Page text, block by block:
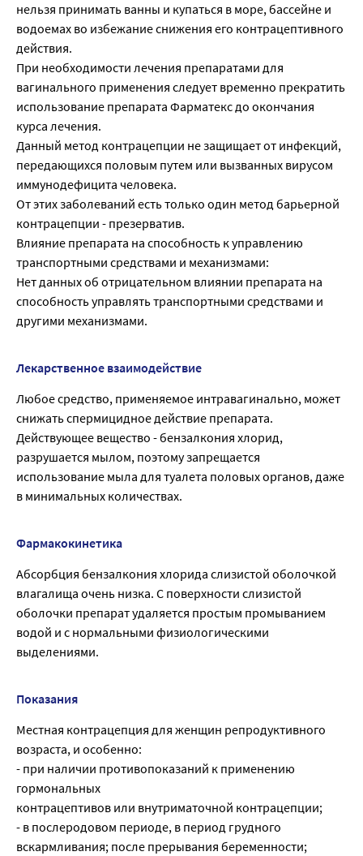
нельзя принимать ванны и купаться в море, бассейне и
водоемах во избежание снижения его контрацептивного
действия.
При необходимости лечения препаратами для
вагинального применения следует временно прекратить
использование препарата Фарматекс до окончания
курса лечения.
Данный метод контрацепции не защищает от инфекций,
передающихся половым путем или вызванных вирусом
иммунодефицита человека.
От этих заболеваний есть только один метод барьерной
контрацепции - презерватив.
Влияние препарата на способность к управлению
транспортными средствами и механизмами:
Нет данных об отрицательном влиянии препарата на
способность управлять транспортными средствами и
другими механизмами.
Лекарственное взаимодействие
Любое средство, применяемое интравагинально, может
снижать спермицидное действие препарата.
Действующее вещество - бензалкония хлорид,
разрушается мылом, поэтому запрещается
использование мыла для туалета половых органов, даже
в минимальных количествах.
Фармакокинетика
Абсорбция бензалкония хлорида слизистой оболочкой
влагалища очень низка. С поверхности слизистой
оболочки препарат удаляется простым промыванием
водой и с нормальными физиологическими
выделениями.
Показания
Местная контрацепция для женщин репродуктивного
возраста, и особенно:
- при наличии противопоказаний к применению
гормональных
контрацептивов или внутриматочной контрацепции;
- в послеродовом периоде, в период грудного
вскармливания; после прерывания беременности;